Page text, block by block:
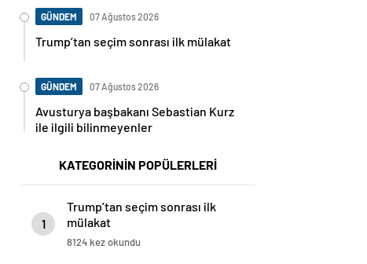
GÜNDEM 07 Ağustos 2026
Trump’tan seçim sonrası ilk mülakat
GÜNDEM 07 Ağustos 2026
Avusturya başbakanı Sebastian Kurz
ile ilgili bilinmeyenler
KATEGORİNİN POPÜLERLERİ
1
Trump’tan seçim sonrası ilk
mülakat
8124 kez okundu